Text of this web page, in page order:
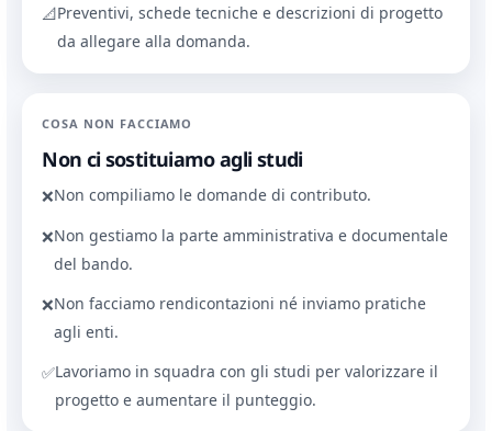
📐Preventivi, schede tecniche e descrizioni di progetto
da allegare alla domanda.
COSA NON FACCIAMO
Non ci sostituiamo agli studi
❌Non compiliamo le domande di contributo.
❌Non gestiamo la parte amministrativa e documentale
del bando.
❌Non facciamo rendicontazioni né inviamo pratiche
agli enti.
✅Lavoriamo in squadra con gli studi per valorizzare il
progetto e aumentare il punteggio.